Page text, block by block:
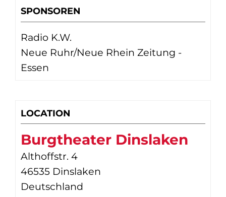
SPONSOREN
Radio K.W.
Neue Ruhr/Neue Rhein Zeitung -
Essen
LOCATION
Burgtheater Dinslaken
Althoffstr. 4
46535 Dinslaken
Deutschland